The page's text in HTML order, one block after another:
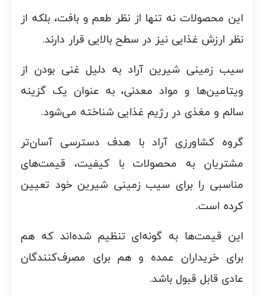
این محصولات نه تنها از نظر طعم و بافت، بلکه از
نظر ارزش غذایی نیز در سطح بالایی قرار دارند.
سیب زمینی شیرین آراد به دلیل غنی بودن از
ویتامین‌ها و مواد معدنی، به عنوان یک گزینه
سالم و مغذی در رژیم غذایی شناخته می‌شود.
گروه کشاورزی آراد با هدف دسترسی آسان‌تر
مشتریان به محصولات با کیفیت، قیمت‌های
مناسبی را برای سیب زمینی شیرین خود تعیین
کرده است.
این قیمت‌ها به گونه‌ای تنظیم شده‌اند که هم
برای خریداران عمده و هم برای مصرف‌کنندگان
عادی قابل قبول باشد.